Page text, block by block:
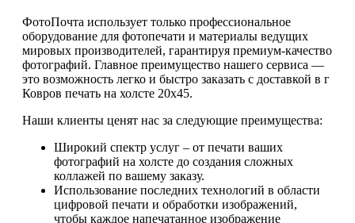
ФотоПочта использует только профессиональное
оборудование для фотопечати и материалы ведущих
мировых производителей, гарантируя премиум-качество
фотографий. Главное преимущество нашего сервиса —
это возможность легко и быстро заказать с доставкой в г
Ковров печать на холсте 20х45.
Наши клиенты ценят нас за следующие преимущества:
Широкий спектр услуг – от печати ваших
фотографий на холсте до создания сложных
коллажей по вашему заказу.
Использование последних технологий в области
цифровой печати и обработки изображений,
чтобы каждое напечатанное изображение